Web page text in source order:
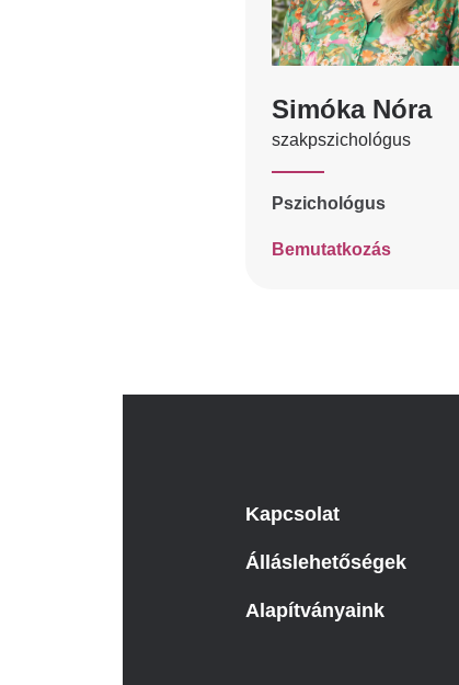
Simóka Nóra
szakpszichológus
Pszichológus
Bemutatkozás
Kapcsolat
Álláslehetőségek
Alapítványaink